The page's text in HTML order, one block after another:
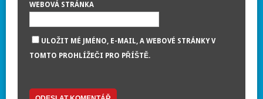
WEBOVÁ STRÁNKA
ULOŽIT MÉ JMÉNO, E-MAIL, A WEBOVÉ STRÁNKY V
TOMTO PROHLÍŽEČI PRO PŘÍŠTĚ.